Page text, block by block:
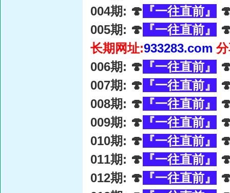
004期: 🍄 『一往直前』
005期: 🍄 『一往直前』
长期网址:933283.com
006期: 🍄 『一往直前』
007期: 🍄 『一往直前』
008期: 🍄 『一往直前』
009期: 🍄 『一往直前』
010期: 🍄 『一往直前』
011期: 🍄 『一往直前』
012期: 🍄 『一往直前』